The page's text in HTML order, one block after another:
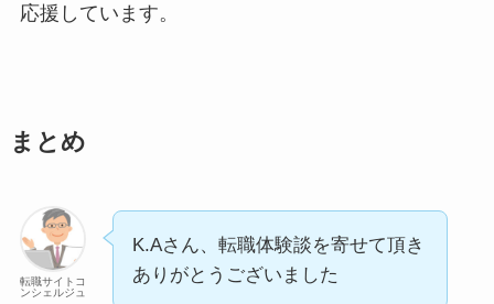
応援しています。
まとめ
転職サイトコ
ンシェルジュ
K.Aさん、転職体験談を寄せて頂き
ありがとうございました